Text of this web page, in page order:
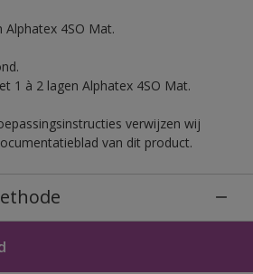
4SO Mat.
1 à 2 lagen Alphatex 4SO Mat.
verwijzen wij
van dit product.